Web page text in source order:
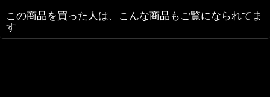
この商品を買った人は、こんな商品もご覧になられてま
す